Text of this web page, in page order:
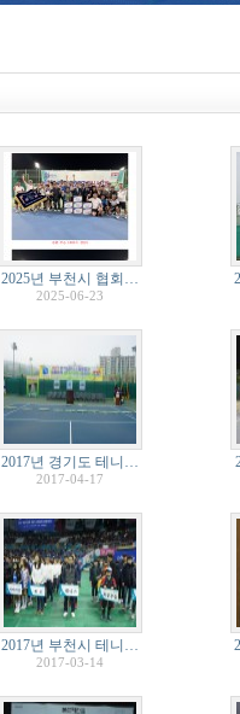
2025년 부천시 협회…
2025-06-23
2017년 경기도 테니…
2017-04-17
2017년 부천시 테니…
2017-03-14